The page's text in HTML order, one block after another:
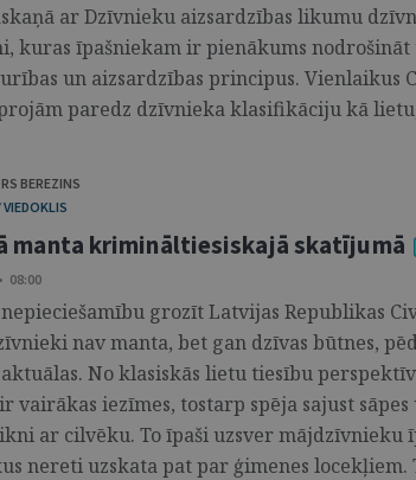
ar Dzīvnieku aizsardzības likumu
kuras īpašniekam ir pienākums
un aizsardzības principus. Vienlaikus
paredz dzīvnieka klasifikāciju kā
BEREZINS
manta krimināltiesiskajā skatījumā
08:00
grozīt Latvijas Republikas
nav manta, bet gan dzīvas būtnes,
No klasiskās lietu tiesību
vairākas iezīmes, tostarp spēja sajust
ar cilvēku. To īpaši uzsver mājdzīvnieku
nereti uzskata pat par ģimenes locekļiem.